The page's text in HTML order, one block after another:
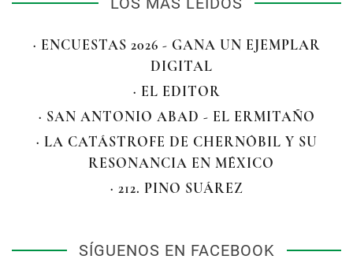
· ENCUESTAS 2026 - GANA UN EJEMPLAR
DIGITAL
· EL EDITOR
· SAN ANTONIO ABAD - EL ERMITAÑO
· LA CATÁSTROFE DE CHERNÓBIL Y SU
RESONANCIA EN MÉXICO
· 212. PINO SUÁREZ
SÍGUENOS EN FACEBOOK